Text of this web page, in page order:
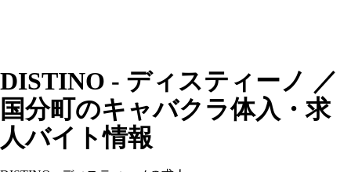
DISTINO - ディスティーノ ／
国分町のキャバクラ体入・求
人バイト情報